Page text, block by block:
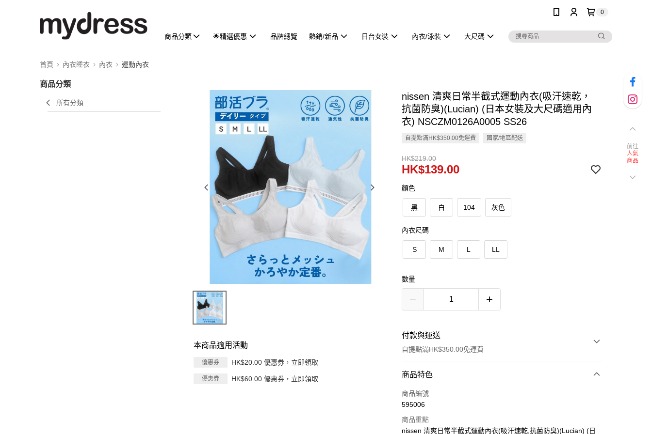
0
商品分類 🌟精選優惠 品牌總覽 熱銷/新品 日台女裝 內衣/泳裝 大尺碼
首頁 內衣睡衣 內衣 運動內衣
商品分類
所有分類
本商品適用活動
優惠券 HK$20.00 優惠券，立即領取
優惠券 HK$60.00 優惠券，立即領取
nissen 清爽日常半截式運動內衣(吸汗速乾，
抗菌防臭)(Lucian) (日本女裝及大尺碼適用內
衣) NSCZM0126A0005 SS26
自提點滿HK$350.00免運費 國家/地區配送
HK$219.00
HK$139.00
顏色
黑 白 104 灰色
內衣尺碼
S M L LL
數量
付款與運送
自提點滿HK$350.00免運費
付款方式
信用卡
AlipayHK
商品特色
商品編號
595006
商品重點
nissen 清爽日常半截式運動內衣(吸汗速乾,抗菌防臭)(Lucian) (日
前往
人氣
商品